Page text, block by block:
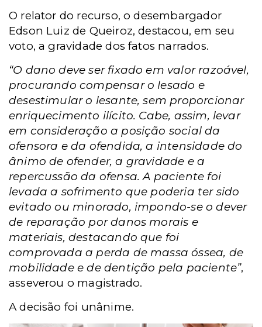
O relator do recurso, o desembargador
Edson Luiz de Queiroz, destacou, em seu
voto, a gravidade dos fatos narrados.
“O dano deve ser fixado em valor razoável,
procurando compensar o lesado e
desestimular o lesante, sem proporcionar
enriquecimento ilícito. Cabe, assim, levar
em consideração a posição social da
ofensora e da ofendida, a intensidade do
ânimo de ofender, a gravidade e a
repercussão da ofensa. A paciente foi
levada a sofrimento que poderia ter sido
evitado ou minorado, impondo-se o dever
de reparação por danos morais e
materiais, destacando que foi
comprovada a perda de massa óssea, de
mobilidade e de dentição pela paciente”,
asseverou o magistrado.
A decisão foi unânime.